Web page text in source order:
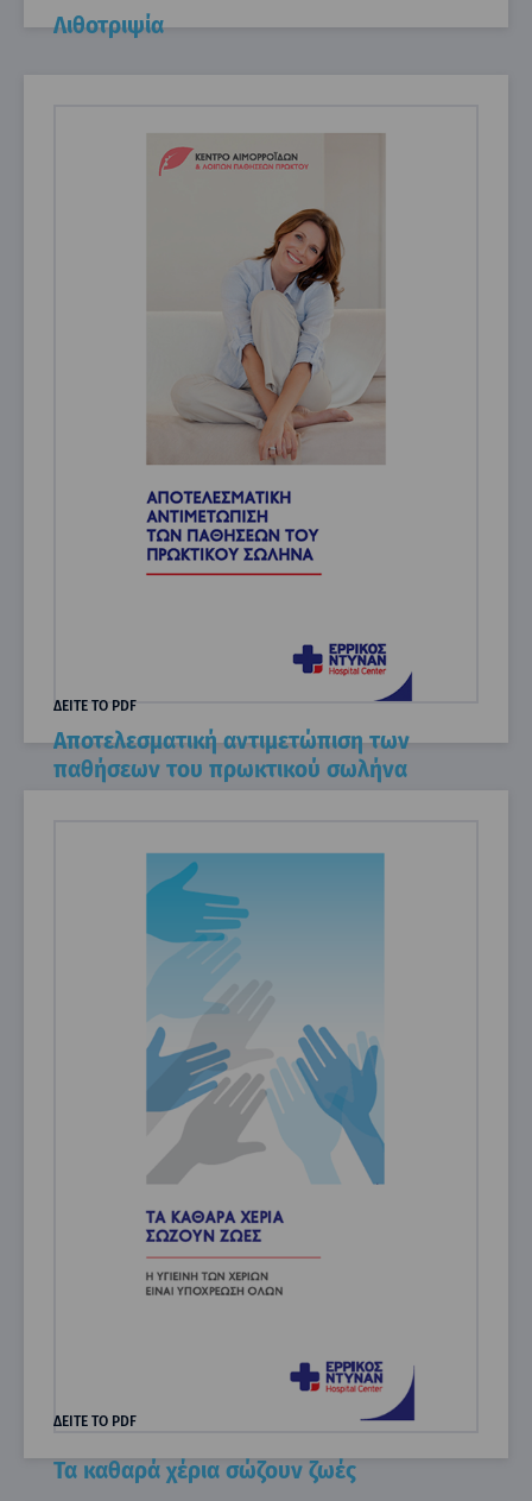
Λιθοτριψία
Αποτελεσματική αντιμετώπιση των
παθήσεων του πρωκτικού σωλήνα
ΔΕΙΤΕ ΤΟ PDF
Τα καθαρά χέρια σώζουν ζωές
ΔΕΙΤΕ ΤΟ PDF